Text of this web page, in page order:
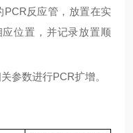
PCR反应管，放置在实
位置，并记录放置顺
参数进行PCR扩增。